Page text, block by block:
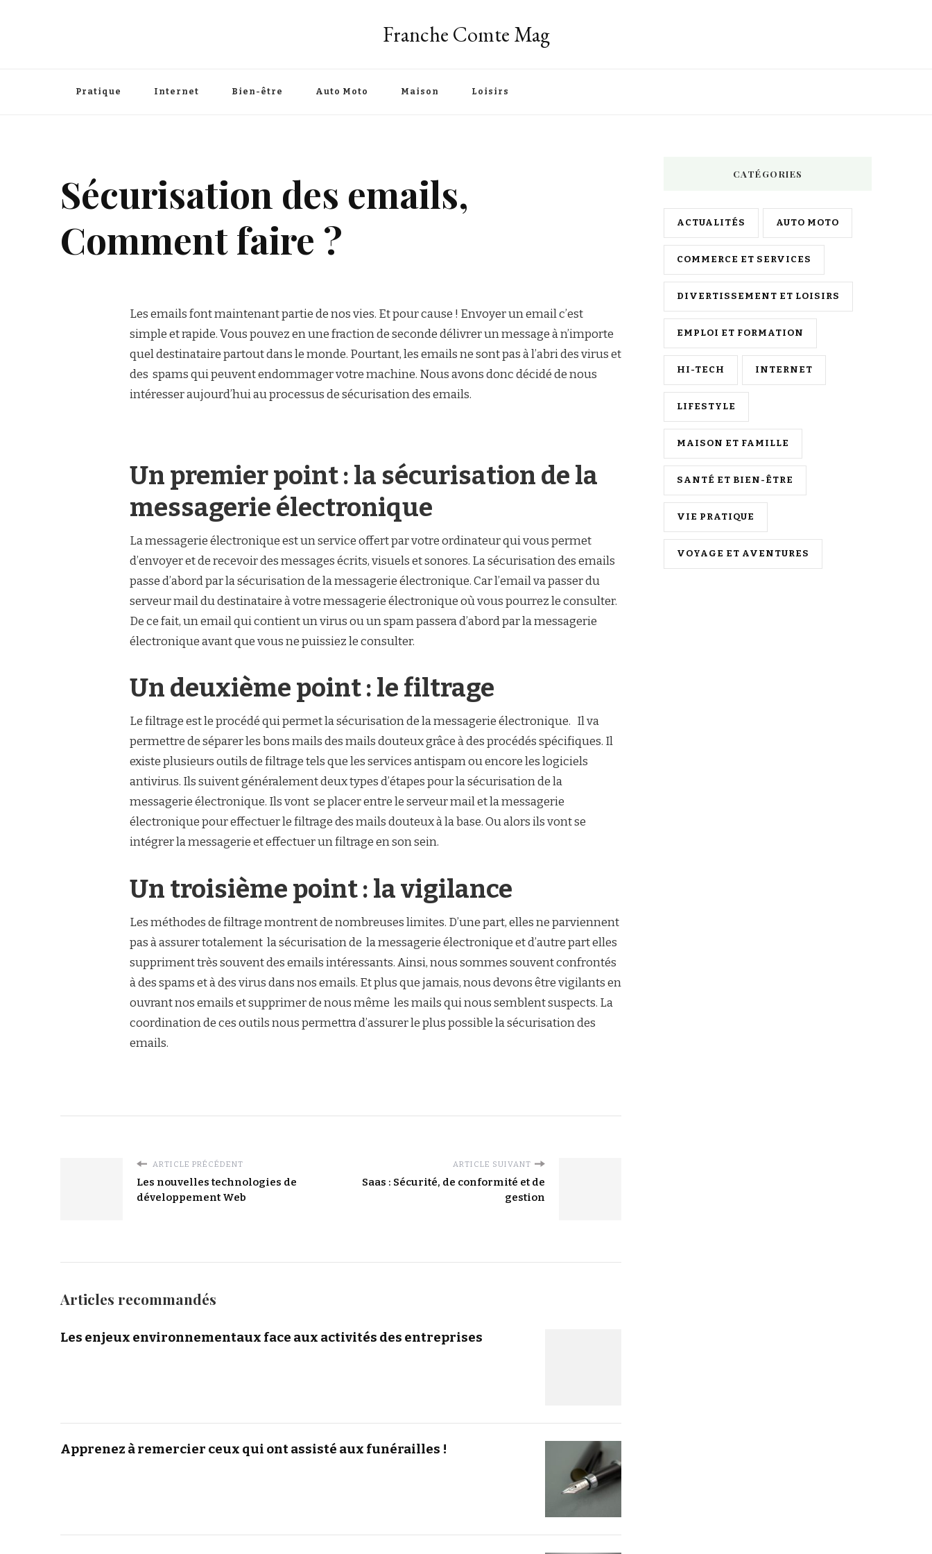
Franche Comte Mag
Pratique Internet Bien-être Auto Moto Maison Loisirs
Sécurisation des emails,
Comment faire ?
Les emails font maintenant partie de nos vies. Et pour cause ! Envoyer un email c’est
simple et rapide. Vous pouvez en une fraction de seconde délivrer un message à n’importe
quel destinataire partout dans le monde. Pourtant, les emails ne sont pas à l’abri des virus et
des spams qui peuvent endommager votre machine. Nous avons donc décidé de nous
intéresser aujourd’hui au processus de sécurisation des emails.
Un premier point : la sécurisation de la
messagerie électronique
La messagerie électronique est un service offert par votre ordinateur qui vous permet
d’envoyer et de recevoir des messages écrits, visuels et sonores. La sécurisation des emails
passe d’abord par la sécurisation de la messagerie électronique. Car l’email va passer du
serveur mail du destinataire à votre messagerie électronique où vous pourrez le consulter.
De ce fait, un email qui contient un virus ou un spam passera d’abord par la messagerie
électronique avant que vous ne puissiez le consulter.
Un deuxième point : le filtrage
Le filtrage est le procédé qui permet la sécurisation de la messagerie électronique. Il va
permettre de séparer les bons mails des mails douteux grâce à des procédés spécifiques. Il
existe plusieurs outils de filtrage tels que les services antispam ou encore les logiciels
antivirus. Ils suivent généralement deux types d’étapes pour la sécurisation de la
messagerie électronique. Ils vont se placer entre le serveur mail et la messagerie
électronique pour effectuer le filtrage des mails douteux à la base. Ou alors ils vont se
intégrer la messagerie et effectuer un filtrage en son sein.
Un troisième point : la vigilance
Les méthodes de filtrage montrent de nombreuses limites. D’une part, elles ne parviennent
pas à assurer totalement la sécurisation de la messagerie électronique et d’autre part elles
suppriment très souvent des emails intéressants. Ainsi, nous sommes souvent confrontés
à des spams et à des virus dans nos emails. Et plus que jamais, nous devons être vigilants en
ouvrant nos emails et supprimer de nous même les mails qui nous semblent suspects. La
coordination de ces outils nous permettra d’assurer le plus possible la sécurisation des
emails.
ARTICLE PRÉCÉDENT
Les nouvelles technologies de
développement Web
ARTICLE SUIVANT
Saas : Sécurité, de conformité et de
gestion
Articles recommandés
Les enjeux environnementaux face aux activités des entreprises
Apprenez à remercier ceux qui ont assisté aux funérailles !
CATÉGORIES
ACTUALITÉS AUTO MOTO
COMMERCE ET SERVICES
DIVERTISSEMENT ET LOISIRS
EMPLOI ET FORMATION
HI-TECH INTERNET
LIFESTYLE
MAISON ET FAMILLE
SANTÉ ET BIEN-ÊTRE
VIE PRATIQUE
VOYAGE ET AVENTURES